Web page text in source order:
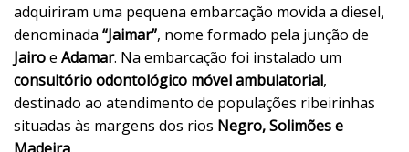
adquiriram uma pequena embarcação movida a diesel,
denominada “Jaimar”, nome formado pela junção de
Jairoe Adamar. Na embarcação foi instalado um
consultório odontológico móvel ambulatorial,
destinado ao atendimento de populações ribeirinhas
situadas às margens dos rios Negro, Solimões e